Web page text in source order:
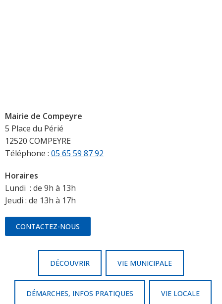
Mairie de Compeyre
5 Place du Périé
12520 COMPEYRE
Téléphone : 05 65 59 87 92
Horaires
Lundi : de 9h à 13h
Jeudi : de 13h à 17h
CONTACTEZ-NOUS
DÉCOUVRIR VIE MUNICIPALE
DÉMARCHES, INFOS PRATIQUES VIE LOCALE